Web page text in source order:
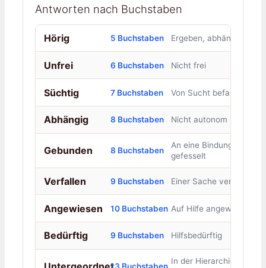
Antworten nach Buchstaben
Hörig 5 Buchstaben Ergeben, abhängig
Unfrei 6 Buchstaben Nicht frei
Süchtig 7 Buchstaben Von Sucht befallen
Abhängig 8 Buchstaben Nicht autonom
Gebunden 8 Buchstaben
An eine Bindung
gefesselt
Verfallen 9 Buchstaben Einer Sache verfallen
Angewiesen 10 Buchstaben Auf Hilfe angewiesen
Bedürftig 9 Buchstaben Hilfsbedürftig
In der Hierarchie